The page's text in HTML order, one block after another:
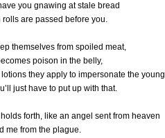
you gnawing at stale bread
rolls are passed before you.
themselves from spoiled meat,
poison in the belly,
they apply to impersonate the
just have to put up with that.
holds forth, like an angel sent from heaven
me from the plague.